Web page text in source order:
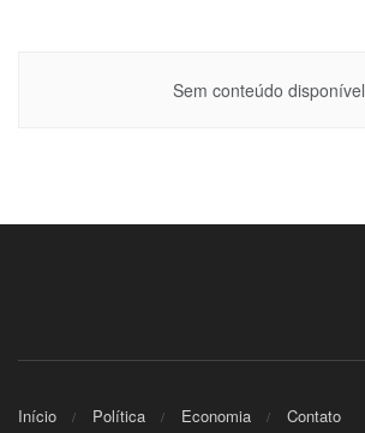
Sem conteúdo disponível
Início Política Economia Contato